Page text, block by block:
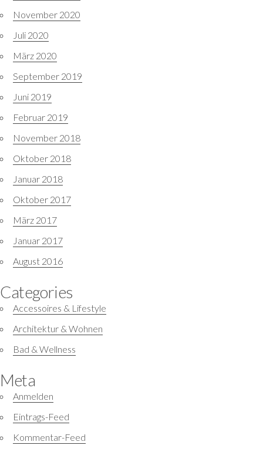
November 2020
Juli 2020
März 2020
September 2019
Juni 2019
Februar 2019
November 2018
Oktober 2018
Januar 2018
Oktober 2017
März 2017
Januar 2017
August 2016
Categories
Accessoires & Lifestyle
Architektur & Wohnen
Bad & Wellness
Meta
Anmelden
Eintrags-Feed
Kommentar-Feed